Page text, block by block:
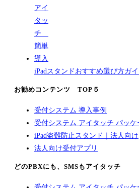
iPadスタンドおすすめ選び方ガ
お勧めコンテンツ TOP５
受付システム 導入事例
受付システム アイタッチ パッケ
iPad盗難防止スタンド｜法人向け
法人向け受付アプリ
どのPBXにも、SMSもアイタッチ